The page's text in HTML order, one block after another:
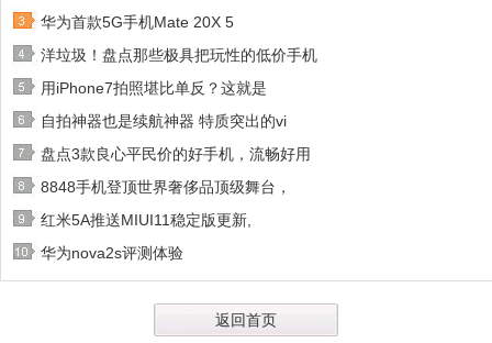
华为首款5G手机Mate 20X 5
洋垃圾！盘点那些极具把玩性的低价手机
用iPhone7拍照堪比单反？这就是
自拍神器也是续航神器 特质突出的vi
盘点3款良心平民价的好手机，流畅好用
8848手机登顶世界奢侈品顶级舞台，
红米5A推送MIUI11稳定版更新,
华为nova2s评测体验
返回首页